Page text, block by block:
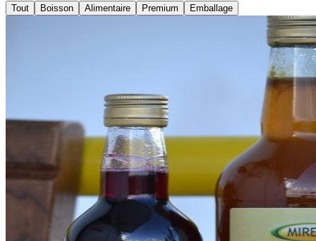
Tout Boisson Alimentaire Premium Emballage